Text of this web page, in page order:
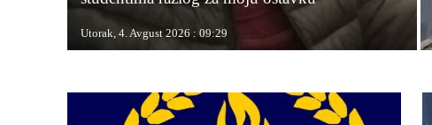
Utorak, 4. Avgust 2026 : 09:29